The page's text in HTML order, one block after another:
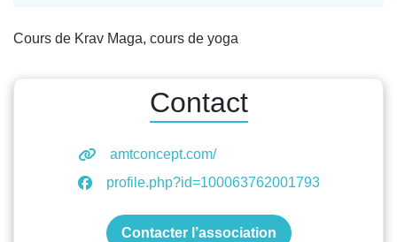
Cours de Krav Maga, cours de yoga
Contact
amtconcept.com/
profile.php?id=100063762001793
Contacter l’association